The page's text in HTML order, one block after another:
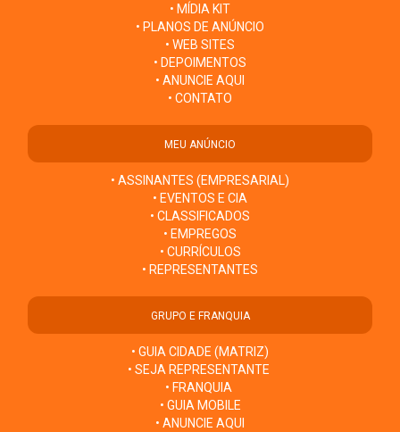
• MÍDIA KIT
• PLANOS DE ANÚNCIO
• WEB SITES
• DEPOIMENTOS
• ANUNCIE AQUI
• CONTATO
MEU ANÚNCIO
• ASSINANTES (EMPRESARIAL)
• EVENTOS E CIA
• CLASSIFICADOS
• EMPREGOS
• CURRÍCULOS
• REPRESENTANTES
GRUPO E FRANQUIA
• GUIA CIDADE (MATRIZ)
• SEJA REPRESENTANTE
• FRANQUIA
• GUIA MOBILE
• ANUNCIE AQUI